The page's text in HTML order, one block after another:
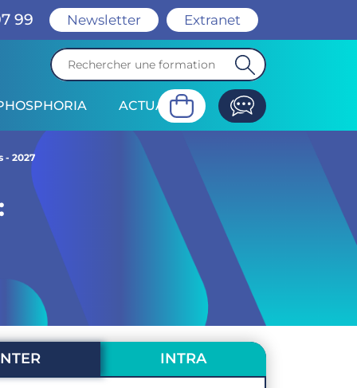
99 Newsletter Extranet
ACTUALITÉ
Modalités d'évaluation
- 2027
INTRA